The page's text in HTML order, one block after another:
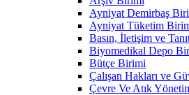
Ayniyat Demirbaş
Ayniyat Tüketim
Basın, İletişim ve
Biyomedikal Depo
Bütçe Birimi
Çalışan Hakları ve
Çevre Ve Atık